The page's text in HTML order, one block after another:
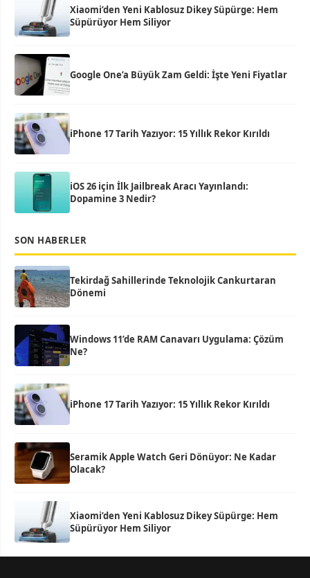
Xiaomi’den Yeni Kablosuz Dikey Süpürge: Hem
Süpürüyor Hem Siliyor
Google One’a Büyük Zam Geldi: İşte Yeni Fiyatlar
iPhone 17 Tarih Yazıyor: 15 Yıllık Rekor Kırıldı
iOS 26 için İlk Jailbreak Aracı Yayınlandı:
Dopamine 3 Nedir?
SON HABERLER
Tekirdağ Sahillerinde Teknolojik Cankurtaran
Dönemi
Windows 11’de RAM Canavarı Uygulama: Çözüm
Ne?
iPhone 17 Tarih Yazıyor: 15 Yıllık Rekor Kırıldı
Seramik Apple Watch Geri Dönüyor: Ne Kadar
Olacak?
Xiaomi’den Yeni Kablosuz Dikey Süpürge: Hem
Süpürüyor Hem Siliyor